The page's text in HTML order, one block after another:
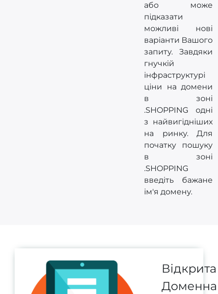
або може
підказати
можливі нові
варіанти Вашого
запиту. Завдяки
гнучкій
інфраструктурі
ціни на домени
в зоні
.SHOPPING одні
з найвигідніших
на ринку. Для
початку пошуку
в зоні
.SHOPPING
введіть бажане
ім'я домену.
Відкрита
Доменна